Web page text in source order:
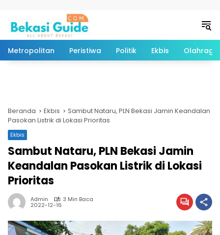
Metropolitan Peristiwa Politik Ekbis Olahraga
Beranda Ekbis
Sambut Nataru, PLN Bekasi Jamin Keandalan
Pasokan Listrik di Lokasi Prioritas
Ekbis
Sambut Nataru, PLN Bekasi Jamin
Keandalan Pasokan Listrik di Lokasi
Prioritas
Admin 3 Min Baca
2022-12-16